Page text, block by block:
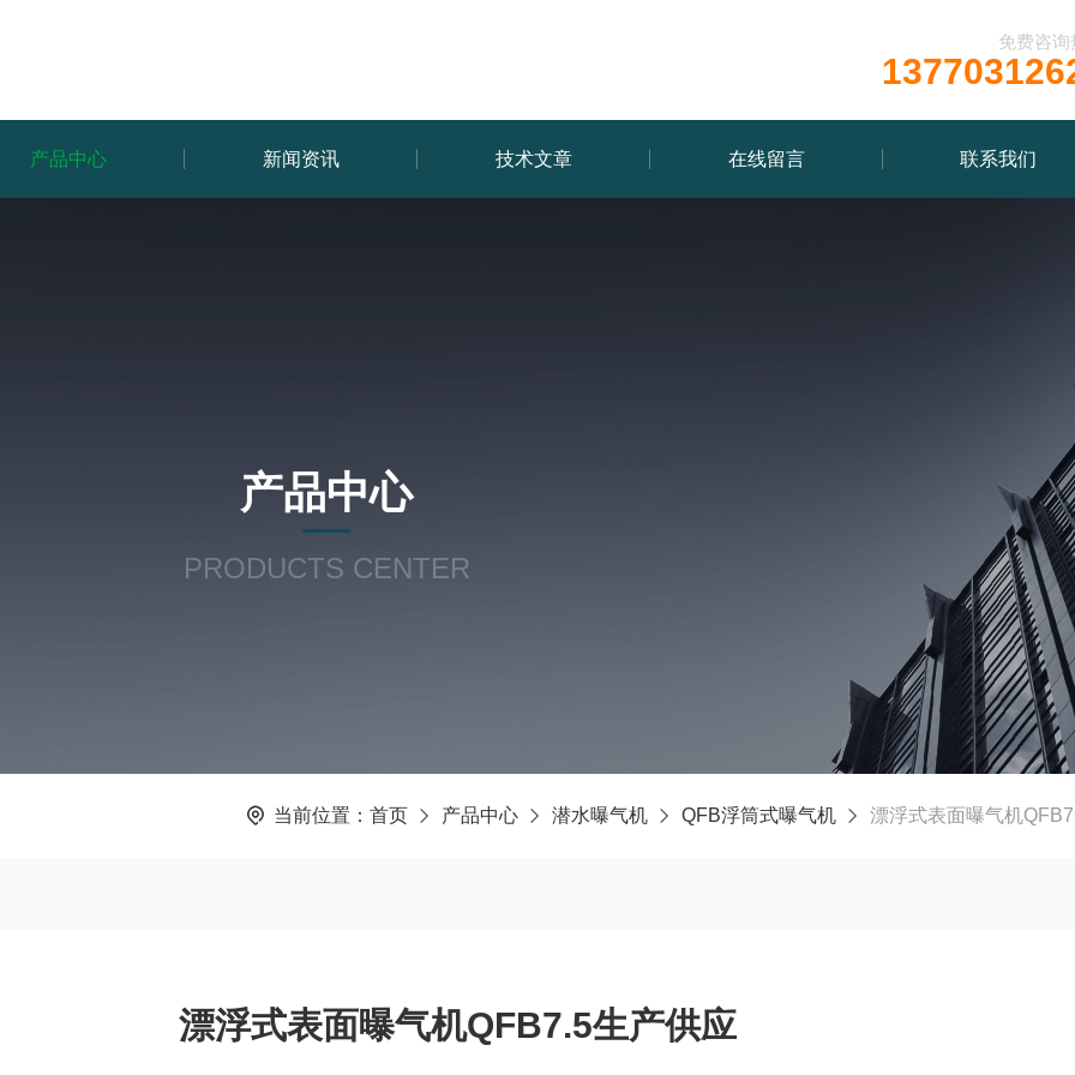
免费咨询
产品中心 新闻资讯 技术文章 在线留言 联系我们
产品中心
PRODUCTS CENTER
当前位置： 首页 产品中心 潜水曝气机 QFB浮筒式曝气机 漂浮式表面曝气机
漂浮式表面曝气机QFB7.5生产供应